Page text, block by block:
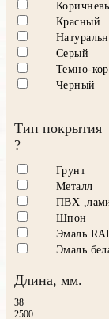
Красный
Серый
Темно-
Черный
Тип покрытия
?
Грунт
Металл
ПВХ
Шпон
Эмаль
Эмаль
Длина, мм.
38
2500